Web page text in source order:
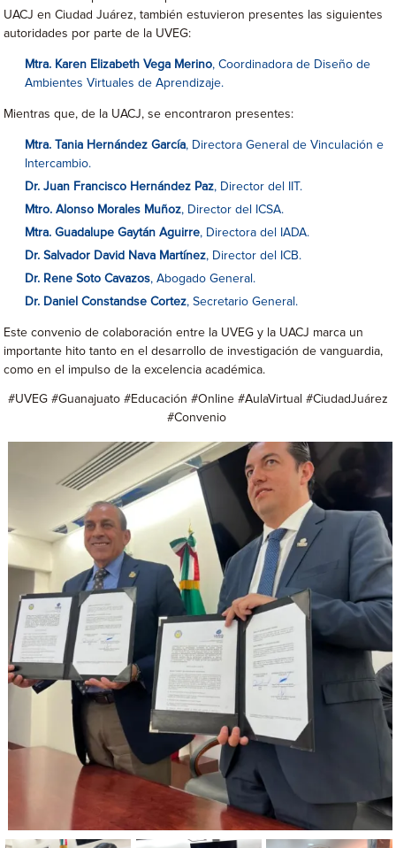
UACJ en Ciudad Juárez, también estuvieron presentes las siguientes
autoridades por parte de la UVEG:
Mtra. Karen Elizabeth Vega Merino, Coordinadora de Diseño de
Ambientes Virtuales de Aprendizaje.
Mientras que, de la UACJ, se encontraron presentes:
Mtra. Tania Hernández García, Directora General de Vinculación e
Intercambio.
Dr. Juan Francisco Hernández Paz, Director del IIT.
Mtro. Alonso Morales Muñoz, Director del ICSA.
Mtra. Guadalupe Gaytán Aguirre, Directora del IADA.
Dr. Salvador David Nava Martínez, Director del ICB.
Dr. Rene Soto Cavazos, Abogado General.
Dr. Daniel Constandse Cortez, Secretario General.
Este convenio de colaboración entre la UVEG y la UACJ marca un
importante hito tanto en el desarrollo de investigación de vanguardia,
como en el impulso de la excelencia académica.
#UVEG #Guanajuato #Educación #Online #AulaVirtual #CiudadJuárez
#Convenio